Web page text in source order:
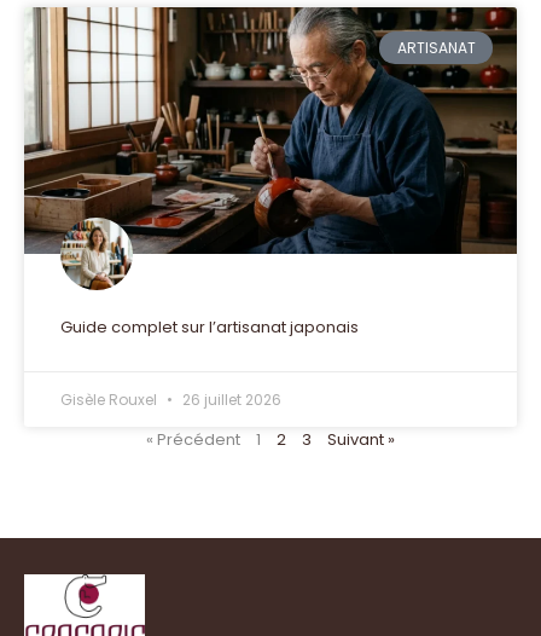
ARTISANAT
Guide complet sur l’artisanat japonais
Gisèle Rouxel 26 juillet 2026
« Précédent 1 2 3 Suivant »